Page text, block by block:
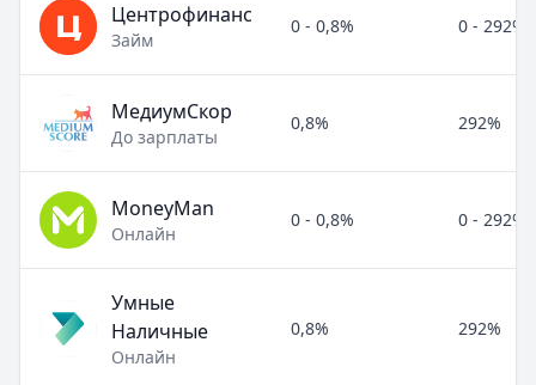
Центрофинанс
Займ
0 - 0,8% 0 - 292%
МедиумСкор
До зарплаты
0,8% 292%
MoneyMan
Онлайн
0 - 0,8% 0 - 292%
Умные
Наличные
Онлайн
0,8% 292%